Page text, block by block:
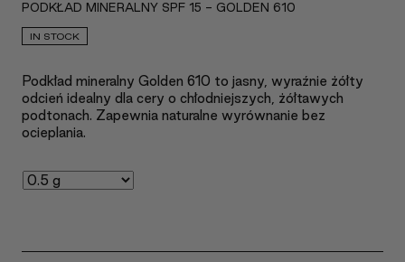
PODKŁAD MINERALNY SPF 15 - GOLDEN 610
IN STOCK
Podkład mineralny Golden 610 to jasny, wyraźnie żółty
odcień idealny dla cery o chłodniejszych, żółtawych
podtonach. Zapewnia naturalne wyrównanie bez
ocieplania.